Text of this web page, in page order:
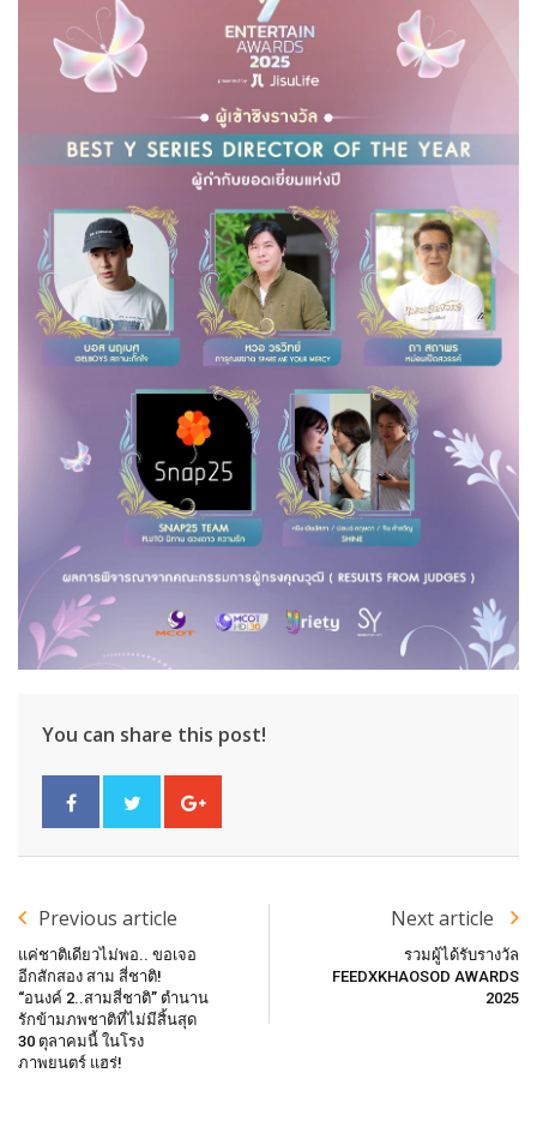
You can share this post!
Previous article
แค่ชาติเดียวไม่พอ.. ขอเจอ
อีกสักสอง สาม สี่ชาติ!
“อนงค์ 2..สามสี่ชาติ” ตำนาน
รักข้ามภพชาติที่ไม่มีสิ้นสุด
30 ตุลาคมนี้ ในโรง
ภาพยนตร์ แฮร่!
Next article
รวมผู้ได้รับรางวัล
FEEDXKHAOSOD AWARDS
2025